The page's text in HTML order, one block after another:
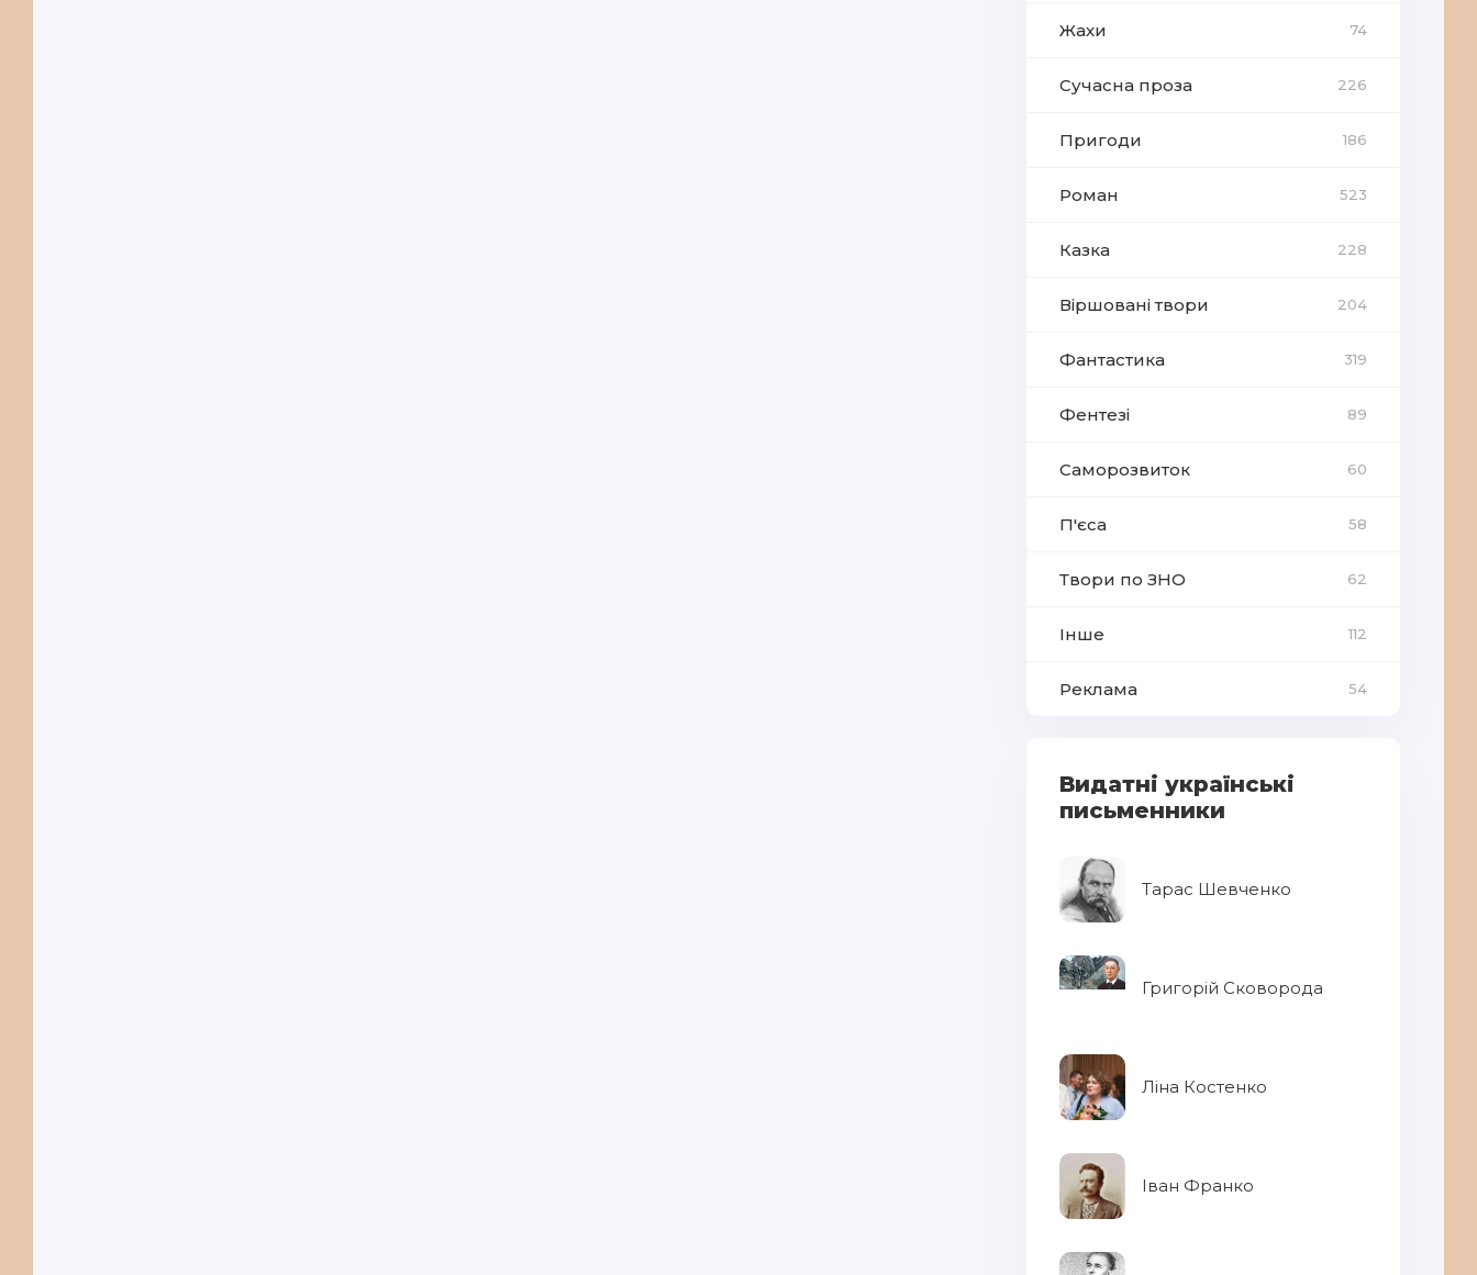
Жахи 74
Сучасна проза 226
Пригоди 186
Роман 523
Казка 228
Віршовані твори 204
Фантастика 319
Фентезі 89
Саморозвиток 60
П'єса 58
Твори по ЗНО 62
Інше 112
Реклама 54
Видатні українські
письменники
Тарас Шевченко
Григорій Сковорода
Ліна Костенко
Іван Франко